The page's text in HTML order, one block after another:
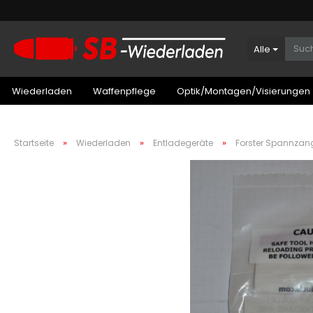
Alle
Wiederladen Waffenpflege Optik/Montagen/Visierungen
Startseite » Wiederladen » Entladegeräte » Forster